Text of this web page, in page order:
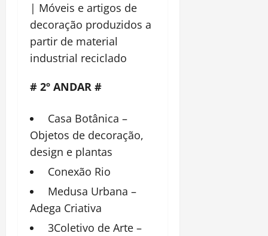
| Móveis e artigos de
decoração produzidos a
partir de material
industrial reciclado
# 2º ANDAR #
Casa Botânica –
Objetos de decoração,
design e plantas
Conexão Rio
Medusa Urbana –
Adega Criativa
3Coletivo de Arte –